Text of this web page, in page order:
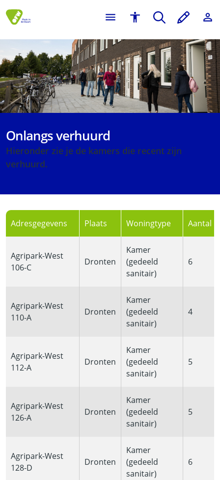
Onlangs verhuurd
Hieronder zie je de kamers die recent zijn
verhuurd.
Adresgegevens Plaats Woningtype Aantal
Agripark-West
106-C
Dronten
Kamer
(gedeeld
sanitair)
6
Agripark-West
110-A
Dronten
Kamer
(gedeeld
sanitair)
4
Agripark-West
112-A
Dronten
Kamer
(gedeeld
sanitair)
5
Agripark-West
126-A
Dronten
Kamer
(gedeeld
sanitair)
5
Agripark-West
128-D
Dronten
Kamer
(gedeeld
sanitair)
6